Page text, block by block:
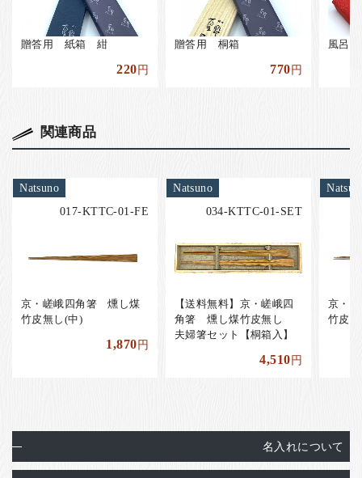
贈答用 紙箱 紺
220円
贈答用 桐箱
770円
風呂
関連商品
Natsuno
017-KTTC-01-FE
京・嵯峨四角箸 燻し煤
竹皮無し(中)
1,870円
Natsuno
034-KTTC-01-SET
【送料無料】京・嵯峨四
角箸 燻し煤竹皮無し
夫婦箸セット【桐箱入】
4,510円
京・
竹皮
名入れについて